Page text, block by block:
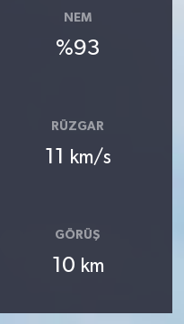
NEM
%93
RÜZGAR
11 km/s
GÖRÜŞ
10 km